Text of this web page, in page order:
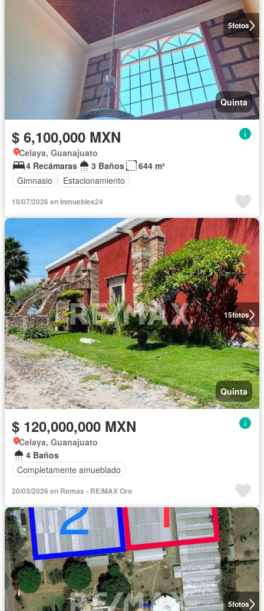
5fotos
Quinta
$ 6,100,000 MXN
Celaya, Guanajuato
4 Recámaras
3 Baños
644 m²
Gimnasio
Estacionamiento
10/07/2026 en Inmuebles24
15fotos
Quinta
$ 120,000,000 MXN
Celaya, Guanajuato
4 Baños
Completamente amueblado
20/03/2026 en Remax - RE/MAX Oro
5fotos